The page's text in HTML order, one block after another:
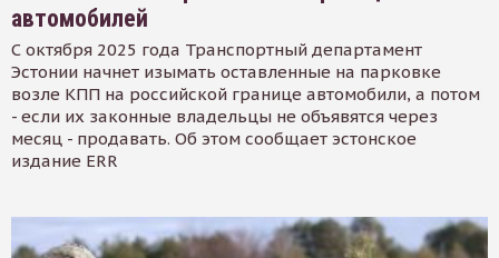
автомобилей
С октября 2025 года Транспортный департамент
Эстонии начнет изымать оставленные на парковке
возле КПП на российской границе автомобили, а потом
- если их законные владельцы не объявятся через
месяц - продавать. Об этом сообщает эстонское
издание ERR